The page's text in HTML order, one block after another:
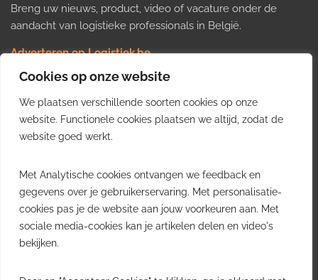
Cookies op onze website
We plaatsen verschillende soorten cookies op onze
website. Functionele cookies plaatsen we altijd, zodat de
website goed werkt.
Met Analytische cookies ontvangen we feedback en
gegevens over je gebruikerservaring. Met personalisatie-
cookies pas je de website aan jouw voorkeuren aan. Met
sociale media-cookies kan je artikelen delen en video's
bekijken.
Breng uw nieuws, product, video of vacature onder de
aandacht van logistieke professionals in België.
Adverteren op Logistiek.be
Nieuws insturen
Uw video op Logistiek.TV
Job plaatsen
Gratis wekelijkse update
inzichten uit de Belgische logistieke sector in uw inbox.
Ontvang je gratis
wekelijkse update
Uitschrijven kan altijd.